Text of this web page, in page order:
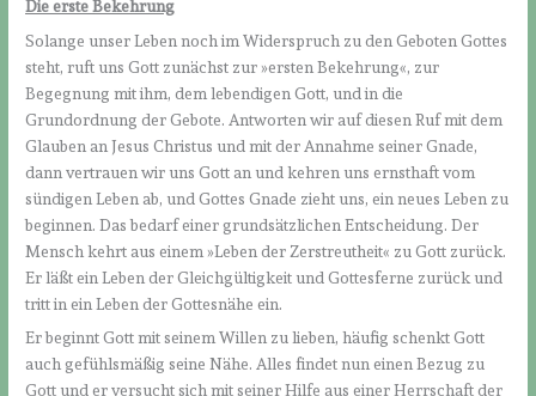
Die erste Bekehrung
Solange unser Leben noch im Widerspruch zu den Geboten Gottes
steht, ruft uns Gott zunächst zur »ersten Bekehrung«, zur
Begegnung mit ihm, dem lebendigen Gott, und in die
Grundordnung der Gebote. Antworten wir auf diesen Ruf mit dem
Glauben an Jesus Christus und mit der Annahme seiner Gnade,
dann vertrauen wir uns Gott an und kehren uns ernsthaft vom
sündigen Leben ab, und Gottes Gnade zieht uns, ein neues Leben zu
beginnen. Das bedarf einer grundsätzlichen Entscheidung. Der
Mensch kehrt aus einem »Leben der Zerstreutheit« zu Gott zurück.
Er läßt ein Leben der Gleichgültigkeit und Gottesferne zurück und
tritt in ein Leben der Gottesnähe ein.
Er beginnt Gott mit seinem Willen zu lieben, häufig schenkt Gott
auch gefühlsmäßig seine Nähe. Alles findet nun einen Bezug zu
Gott und er versucht sich mit seiner Hilfe aus einer Herrschaft der